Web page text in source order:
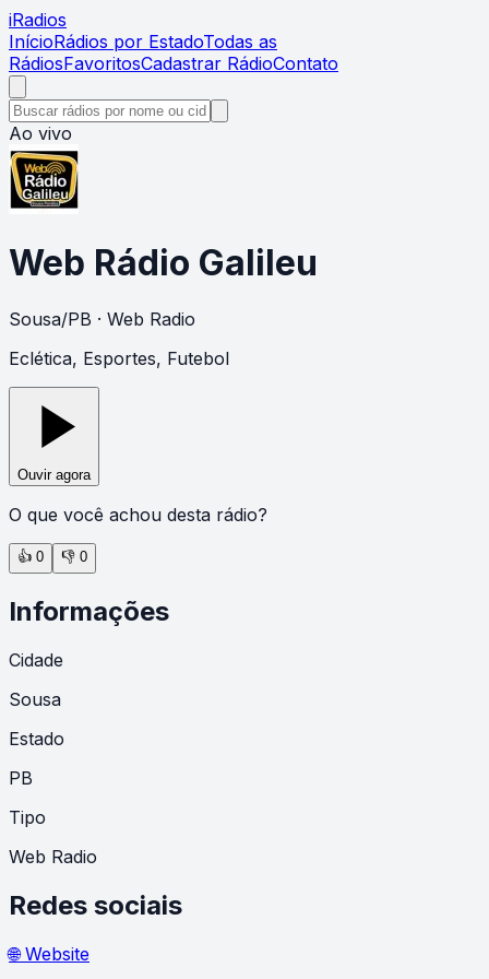
iRadios
InícioRádios por EstadoTodas as
RádiosFavoritosCadastrar RádioContato
Ao vivo
Web Rádio Galileu
Sousa/PB · Web Radio
Eclética, Esportes, Futebol
Ouvir agora
O que você achou desta rádio?
👍 0 👎 0
Informações
Cidade
Sousa
Estado
PB
Tipo
Web Radio
Redes sociais
🌐 Website